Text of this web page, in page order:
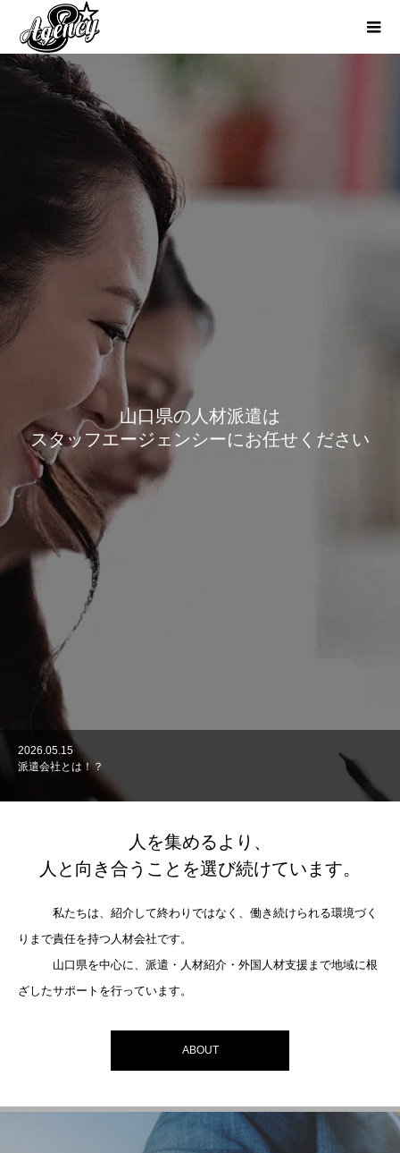
山口県の人材派遣は
スタッフエージェンシーにお任せください
2026.05.15
派遣会社とは！？
2026.04.24
人材紹介と人材派遣の違い
人を集めるより、
人と向き合うことを選び続けています。
私たちは、紹介して終わりではなく、働き続けられる環境づく
りまで責任を持つ人材会社です。
山口県を中心に、派遣・人材紹介・外国人材支援まで地域に根
ざしたサポートを行っています。
ABOUT